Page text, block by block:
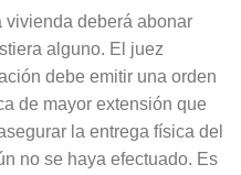
vivienda deberá abonar
alguno. El juez
debe emitir una orden
de mayor extensión que
la entrega física del
no se haya efectuado. Es